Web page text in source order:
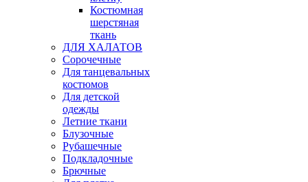
Костюмная
шерстяная
ткань
ДЛЯ ХАЛАТОВ
Сорочечные
Для танцевальных
костюмов
Для детской
одежды
Летние ткани
Блузочные
Рубашечные
Подкладочные
Брючные